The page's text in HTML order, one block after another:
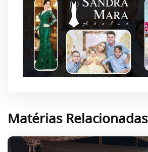
Matérias Relacionadas